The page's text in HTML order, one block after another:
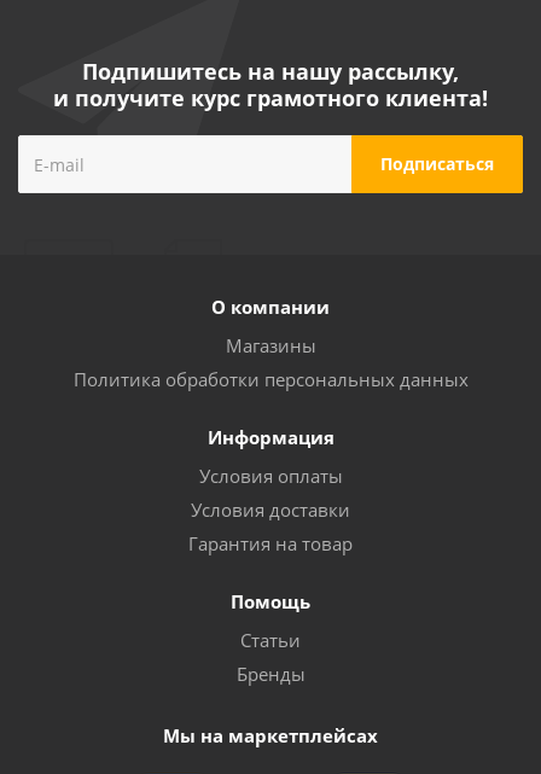
Подпишитесь на нашу рассылку,
и получите курс грамотного клиента!
О компании
Магазины
Политика обработки персональных данных
Информация
Условия оплаты
Условия доставки
Гарантия на товар
Помощь
Статьи
Бренды
Мы на маркетплейсах